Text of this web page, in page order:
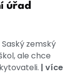
úřad
zemský
ale chce
| více